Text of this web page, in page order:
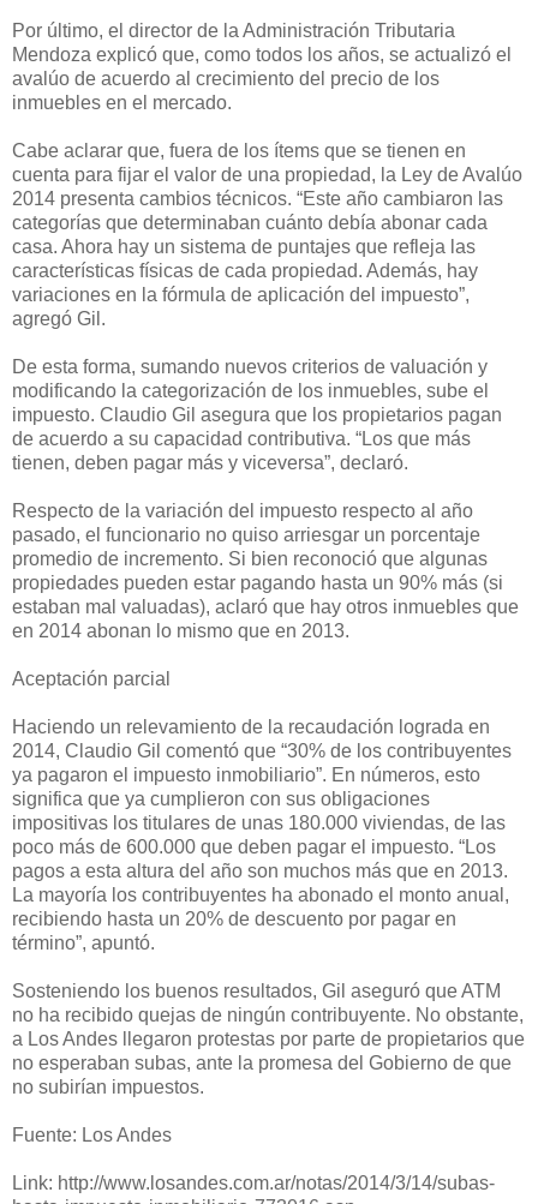
Por último, el director de la Administración Tributaria
Mendoza explicó que, como todos los años, se actualizó el
avalúo de acuerdo al crecimiento del precio de los
inmuebles en el mercado.
Cabe aclarar que, fuera de los ítems que se tienen en
cuenta para fijar el valor de una propiedad, la Ley de Avalúo
2014 presenta cambios técnicos. “Este año cambiaron las
categorías que determinaban cuánto debía abonar cada
casa. Ahora hay un sistema de puntajes que refleja las
características físicas de cada propiedad. Además, hay
variaciones en la fórmula de aplicación del impuesto”,
agregó Gil.
De esta forma, sumando nuevos criterios de valuación y
modificando la categorización de los inmuebles, sube el
impuesto. Claudio Gil asegura que los propietarios pagan
de acuerdo a su capacidad contributiva. “Los que más
tienen, deben pagar más y viceversa”, declaró.
Respecto de la variación del impuesto respecto al año
pasado, el funcionario no quiso arriesgar un porcentaje
promedio de incremento. Si bien reconoció que algunas
propiedades pueden estar pagando hasta un 90% más (si
estaban mal valuadas), aclaró que hay otros inmuebles que
en 2014 abonan lo mismo que en 2013.
Aceptación parcial
Haciendo un relevamiento de la recaudación lograda en
2014, Claudio Gil comentó que “30% de los contribuyentes
ya pagaron el impuesto inmobiliario”. En números, esto
significa que ya cumplieron con sus obligaciones
impositivas los titulares de unas 180.000 viviendas, de las
poco más de 600.000 que deben pagar el impuesto. “Los
pagos a esta altura del año son muchos más que en 2013.
La mayoría los contribuyentes ha abonado el monto anual,
recibiendo hasta un 20% de descuento por pagar en
término”, apuntó.
Sosteniendo los buenos resultados, Gil aseguró que ATM
no ha recibido quejas de ningún contribuyente. No obstante,
a Los Andes llegaron protestas por parte de propietarios que
no esperaban subas, ante la promesa del Gobierno de que
no subirían impuestos.
Fuente: Los Andes
Link: http://www.losandes.com.ar/notas/2014/3/14/subas-